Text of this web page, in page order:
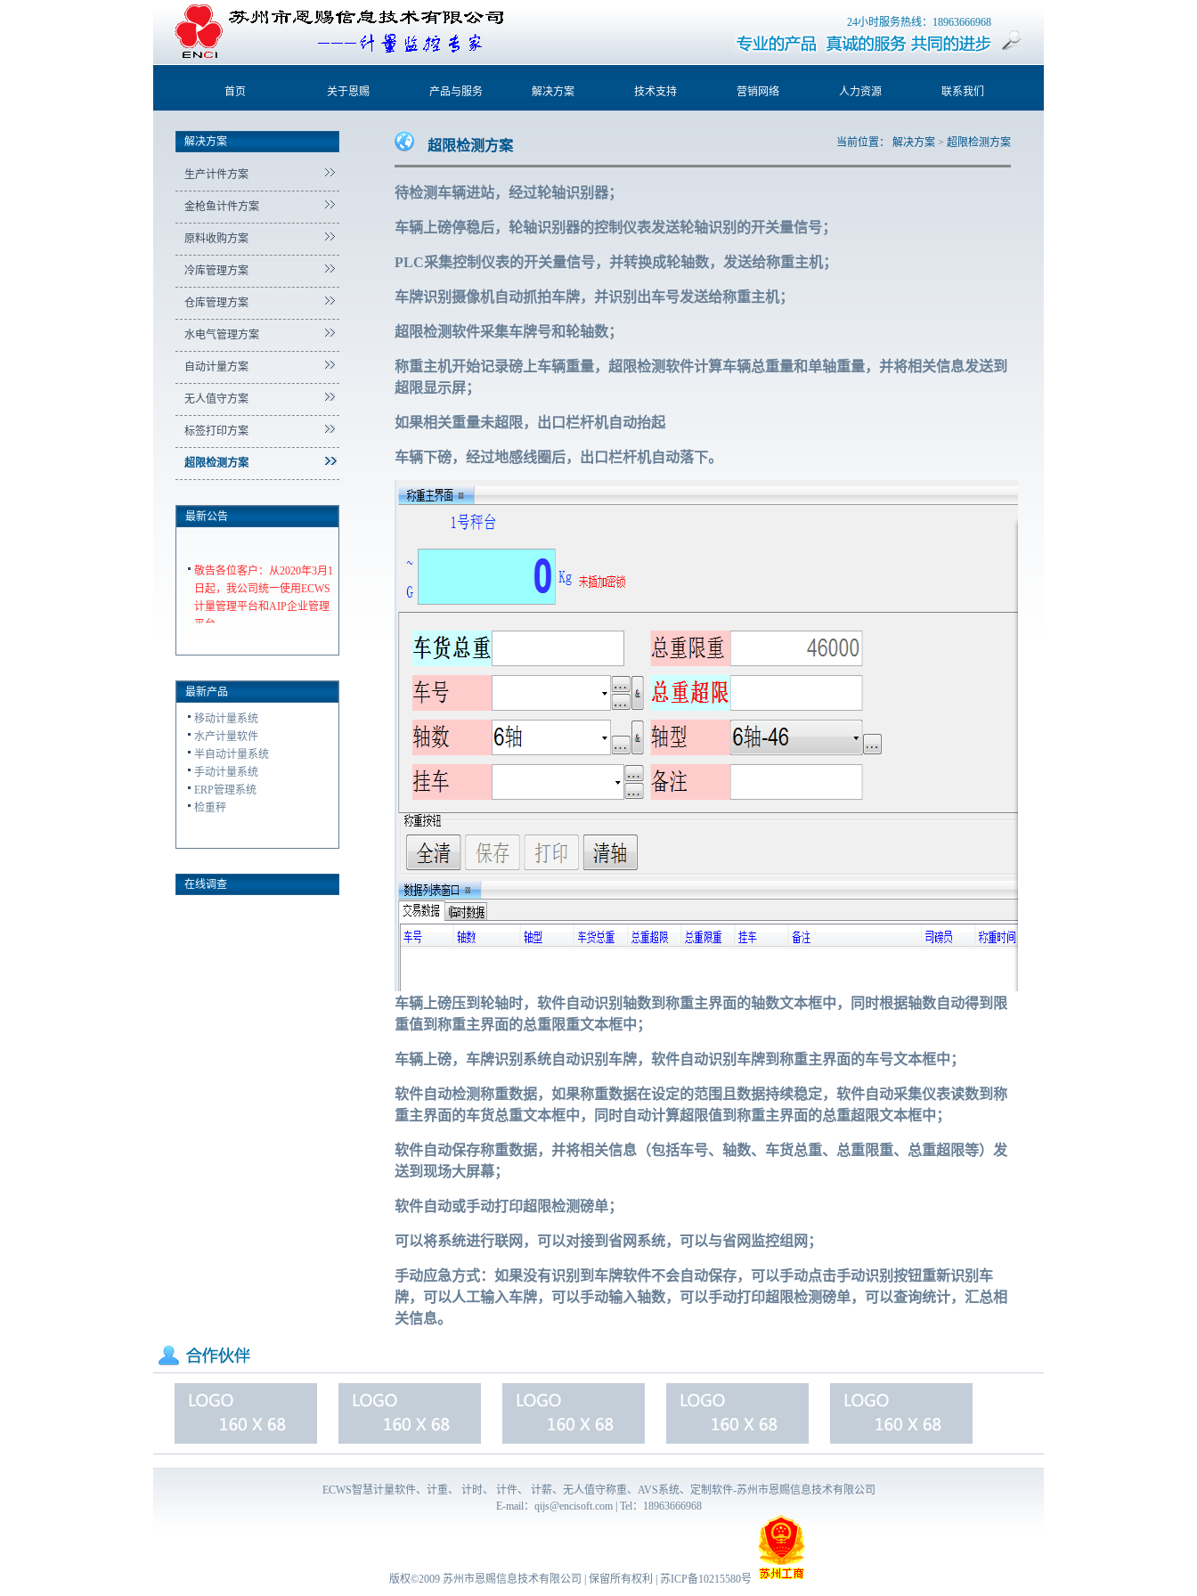
24小时服务热线：18963666968
首页 关于恩赐 产品与服务 解决方案 技术支持 营销网络 人力资源 联系我们
解决方案
生产计件方案
金枪鱼计件方案
原料收购方案
冷库管理方案
仓库管理方案
水电气管理方案
自动计量方案
无人值守方案
标签打印方案
超限检测方案
最新公告
敬告各位客户：从2020年3月1
日起，我公司统一使用ECWS
计量管理平台和AIP企业管理
平台
最新产品
移动计量系统
水产计量软件
半自动计量系统
手动计量系统
ERP管理系统
检重秤
在线调查
超限检测方案 当前位置： 解决方案 > 超限检测方案
待检测车辆进站，经过轮轴识别器；
车辆上磅停稳后，轮轴识别器的控制仪表发送轮轴识别的开关量信号；
PLC采集控制仪表的开关量信号，并转换成轮轴数，发送给称重主机；
车牌识别摄像机自动抓拍车牌，并识别出车号发送给称重主机；
超限检测软件采集车牌号和轮轴数；
称重主机开始记录磅上车辆重量，超限检测软件计算车辆总重量和单轴重量，并将相关信息发送到
超限显示屏；
如果相关重量未超限，出口栏杆机自动抬起
车辆下磅，经过地感线圈后，出口栏杆机自动落下。
车辆上磅压到轮轴时，软件自动识别轴数到称重主界面的轴数文本框中，同时根据轴数自动得到限
重值到称重主界面的总重限重文本框中；
车辆上磅，车牌识别系统自动识别车牌，软件自动识别车牌到称重主界面的车号文本框中；
软件自动检测称重数据，如果称重数据在设定的范围且数据持续稳定，软件自动采集仪表读数到称
重主界面的车货总重文本框中，同时自动计算超限值到称重主界面的总重超限文本框中；
软件自动保存称重数据，并将相关信息（包括车号、轴数、车货总重、总重限重、总重超限等）发
送到现场大屏幕；
软件自动或手动打印超限检测磅单；
可以将系统进行联网，可以对接到省网系统，可以与省网监控组网；
手动应急方式：如果没有识别到车牌软件不会自动保存，可以手动点击手动识别按钮重新识别车
牌，可以人工输入车牌，可以手动输入轴数，可以手动打印超限检测磅单，可以查询统计，汇总相
关信息。
ECWS智慧计量软件、计重、 计时、 计件、 计薪、无人值守称重、AVS系统、定制软件-苏州市恩赐信息技术有限公司
E-mail： qijs@encisoft.com| Tel：18963666968
版权©2009 苏州市恩赐信息技术有限公司 | 保留所有权利 | 苏ICP备10215580号